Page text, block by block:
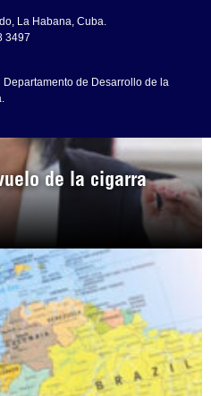
de la cigarra
La Habana, Cuba.
3497
de Desarrollo de la